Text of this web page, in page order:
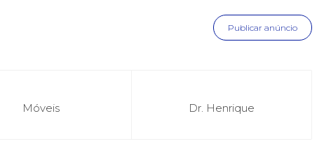
Publicar anúncio
Móveis Dr. Henrique